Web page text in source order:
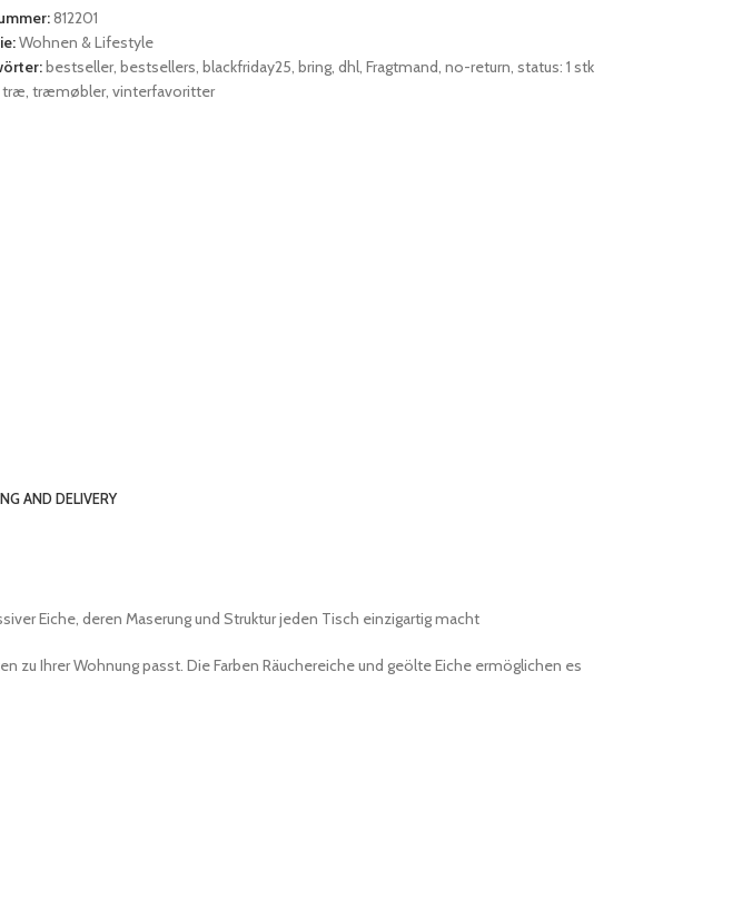
812201
Wohnen & Lifestyle
bestseller, bestsellers, blackfriday25, bring, dhl, Fragtmand, no-return, status: 1 stk
træ, træmøbler, vinterfavoritter
AND DELIVERY
Eiche, deren Maserung und Struktur jeden Tisch einzigartig macht
Ihrer Wohnung passt. Die Farben Räuchereiche und geölte Eiche ermöglichen es